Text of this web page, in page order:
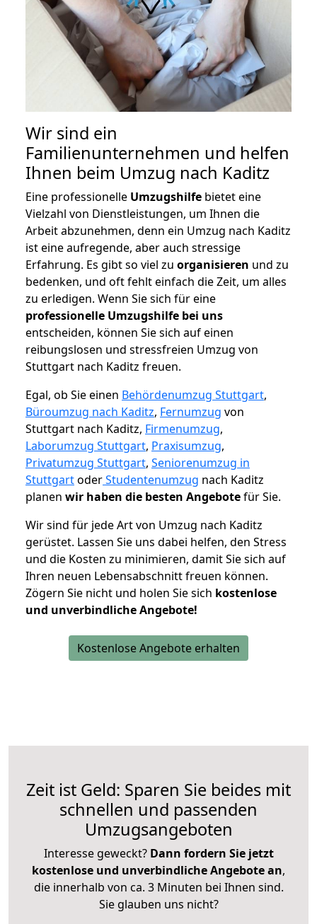
Wir sind ein
Familienunternehmen und helfen
Ihnen beim Umzug nach Kaditz
Eine professionelle Umzugshilfe bietet eine
Vielzahl von Dienstleistungen, um Ihnen die
Arbeit abzunehmen, denn ein Umzug nach Kaditz
ist eine aufregende, aber auch stressige
Erfahrung. Es gibt so viel zu organisieren und zu
bedenken, und oft fehlt einfach die Zeit, um alles
zu erledigen. Wenn Sie sich für eine
professionelle Umzugshilfe bei uns
entscheiden, können Sie sich auf einen
reibungslosen und stressfreien Umzug von
Stuttgart nach Kaditz freuen.
Egal, ob Sie einen Behördenumzug Stuttgart,
Büroumzug nach Kaditz, Fernumzug von
Stuttgart nach Kaditz, Firmenumzug,
Laborumzug Stuttgart, Praxisumzug,
Privatumzug Stuttgart, Seniorenumzug in
StuttgartoderStudentenumzug nach Kaditz
planen wir haben die besten Angebotefür Sie.
Wir sind für jede Art von Umzug nach Kaditz
gerüstet. Lassen Sie uns dabei helfen, den Stress
und die Kosten zu minimieren, damit Sie sich auf
Ihren neuen Lebensabschnitt freuen können.
Zögern Sie nicht und holen Sie sich kostenlose
und unverbindliche Angebote!
Kostenlose Angebote erhalten
Zeit ist Geld: Sparen Sie beides mit
schnellen und passenden
Umzugsangeboten
Interesse geweckt? Dann fordern Sie jetzt
kostenlose und unverbindliche Angebote an,
die innerhalb von ca. 3 Minuten bei Ihnen sind.
Sie glauben uns nicht?